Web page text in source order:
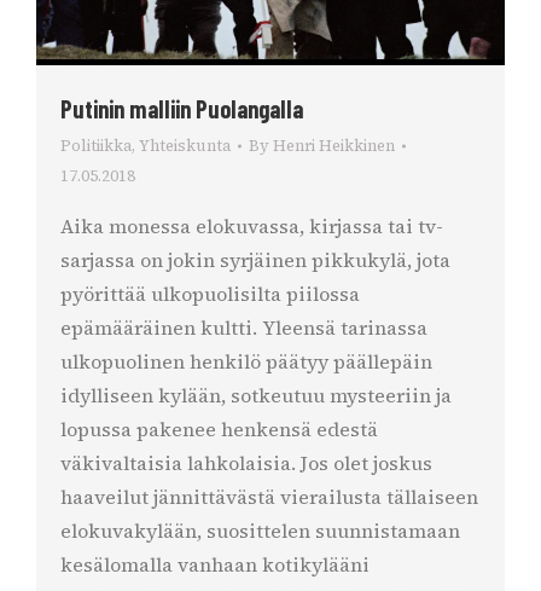
Putinin malliin Puolangalla
Politiikka, Yhteiskunta By Henri Heikkinen
17.05.2018
Aika monessa elokuvassa, kirjassa tai tv-
sarjassa on jokin syrjäinen pikkukylä, jota
pyörittää ulkopuolisilta piilossa
epämääräinen kultti. Yleensä tarinassa
ulkopuolinen henkilö päätyy päällepäin
idylliseen kylään, sotkeutuu mysteeriin ja
lopussa pakenee henkensä edestä
väkivaltaisia lahkolaisia. Jos olet joskus
haaveilut jännittävästä vierailusta tällaiseen
elokuvakylään, suosittelen suunnistamaan
kesälomalla vanhaan kotikylääni